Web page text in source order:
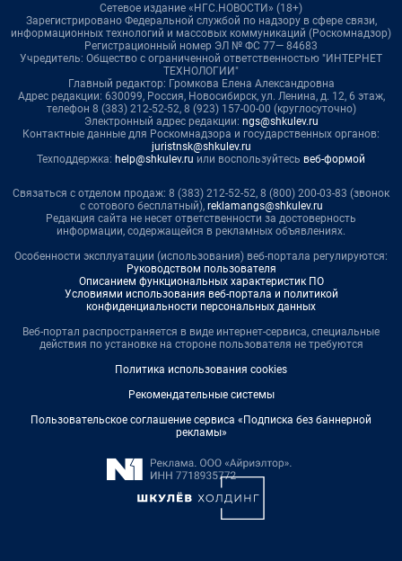
Сетевое издание «НГС.НОВОСТИ» (18+)
Зарегистрировано Федеральной службой по надзору в сфере связи,
информационных технологий и массовых коммуникаций (Роскомнадзор)
Регистрационный номер ЭЛ № ФС 77— 84683
Учредитель: Общество с ограниченной ответственностью "ИНТЕРНЕТ
ТЕХНОЛОГИИ"
Главный редактор: Громкова Елена Александровна
Адрес редакции: 630099, Россия, Новосибирск, ул. Ленина, д. 12, 6 этаж,
телефон 8 (383) 212-52-52, 8 (923) 157-00-00 (круглосуточно)
Электронный адрес редакции: ngs@shkulev.ru
Контактные данные для Роскомнадзора и государственных органов:
juristnsk@shkulev.ru
Техподдержка: help@shkulev.ru или воспользуйтесь веб-формой
Связаться с отделом продаж: 8 (383) 212-52-52, 8 (800) 200-03-83 (звонок
с сотового бесплатный), reklamangs@shkulev.ru
Редакция сайта не несет ответственности за достоверность
информации, содержащейся в рекламных объявлениях.
Особенности эксплуатации (использования) веб-портала регулируются:
Руководством пользователя
Описанием функциональных характеристик ПО
Условиями использования веб-портала и политикой
конфиденциальности персональных данных
Веб-портал распространяется в виде интернет-сервиса, специальные
действия по установке на стороне пользователя не требуются
Политика использования cookies
Рекомендательные системы
Пользовательское соглашение сервиса «Подписка без баннерной
рекламы»